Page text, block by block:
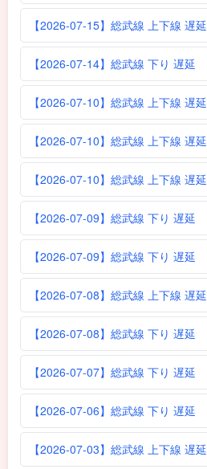
【2026-07-15】総武線 上下線 遅延
【2026-07-14】総武線 下り 遅延
【2026-07-10】総武線 上下線 遅延
【2026-07-10】総武線 上下線 遅延
【2026-07-10】総武線 上下線 遅延
【2026-07-09】総武線 下り 遅延
【2026-07-09】総武線 下り 遅延
【2026-07-08】総武線 上下線 遅延
【2026-07-08】総武線 下り 遅延
【2026-07-07】総武線 下り 遅延
【2026-07-06】総武線 下り 遅延
【2026-07-03】総武線 上下線 遅延